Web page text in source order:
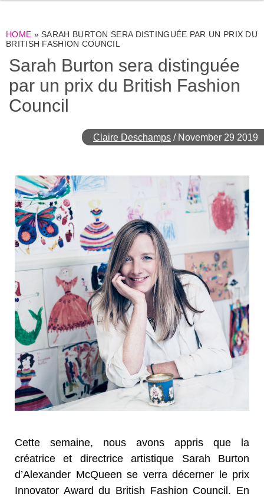
HOME »SARAH BURTON SERA DISTINGUÉE PAR UN PRIX DU
BRITISH FASHION COUNCIL
Sarah Burton sera distinguée
par un prix du British Fashion
Council
Claire Deschamps / November 29 2019
Cette semaine, nous avons appris que la
créatrice et directrice artistique Sarah Burton
d’Alexander McQueen se verra décerner le prix
Innovator Award du British Fashion Council. En